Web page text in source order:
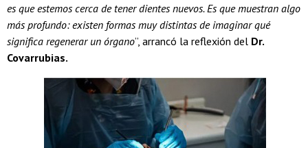
es que estemos cerca de tener dientes nuevos. Es que muestran algo
más profundo: existen formas muy distintas de imaginar qué
significa regenerar un órgano”, arrancó la reflexión del Dr.
Covarrubias.